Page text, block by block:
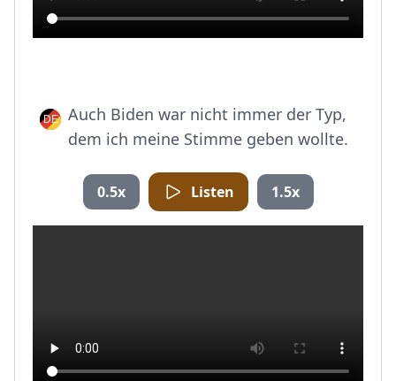
Auch Biden war nicht immer der Typ,
dem ich meine Stimme geben wollte.
0.5x Listen 1.5x